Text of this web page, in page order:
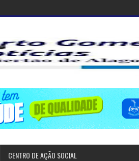
CENTRO DE AÇÃO SOCIAL